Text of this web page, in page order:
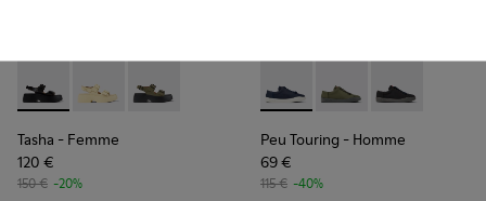
Tasha - K201712-001 - Sandales en cuir noires Pour femme.
Tasha - K201712-005
Tasha - K201712-004
Tasha - Femme
120 €
150 € -20%
Peu Touring - K100881-018
Peu Touring -Peu Touring -
Peu Touring - Homme
69 €
115 € -40%